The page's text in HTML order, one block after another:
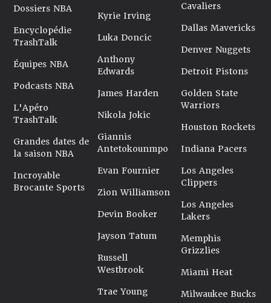
Dossiers NBA
Encyclopédie
TrashTalk
Équipes NBA
Podcasts NBA
L'Apéro
TrashTalk
Grandes dates de
la saison NBA
Incroyable
Brocante Sports
Kyrie Irving
Luka Doncic
Anthony
Edwards
James Harden
Nikola Jokic
Giannis
Antetokounmpo
Evan Fournier
Zion Williamson
Devin Booker
Jayson Tatum
Russell
Westbrook
Trae Young
Cavaliers
Dallas Mavericks
Denver Nuggets
Detroit Pistons
Golden State
Warriors
Houston Rockets
Indiana Pacers
Los Angeles
Clippers
Los Angeles
Lakers
Memphis
Grizzlies
Miami Heat
Milwaukee Bucks